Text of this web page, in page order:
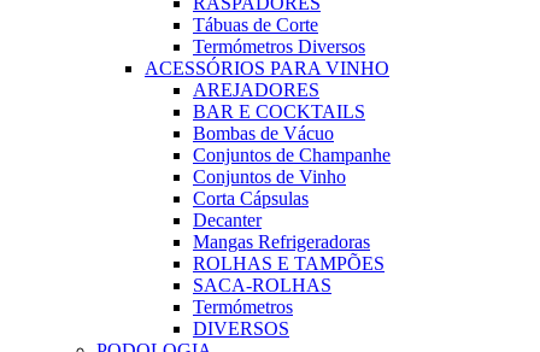
Tábuas de Corte
Termómetros Diversos
ACESSÓRIOS PARA VINHO
AREJADORES
BAR E COCKTAILS
Bombas de Vácuo
Conjuntos de Champanhe
Conjuntos de Vinho
Corta Cápsulas
Decanter
Mangas Refrigeradoras
ROLHAS E TAMPÕES
SACA-ROLHAS
Termómetros
DIVERSOS